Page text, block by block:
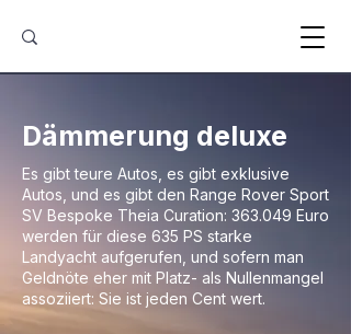
Dämmerung deluxe
Es gibt teure Autos, es gibt exklusive
Autos, und es gibt den Range Rover Sport
SV Bespoke Theia Curation: 363.049 Euro
werden für diese 635 PS starke
Landyacht aufgerufen, und sofern man
Geldnöte eher mit Platz- als Nullenmangel
assoziiert: Sie ist jeden Cent wert.